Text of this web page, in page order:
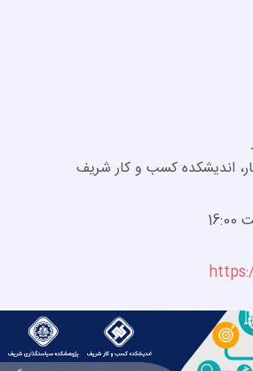
اندیشکده کسب و کار شریف